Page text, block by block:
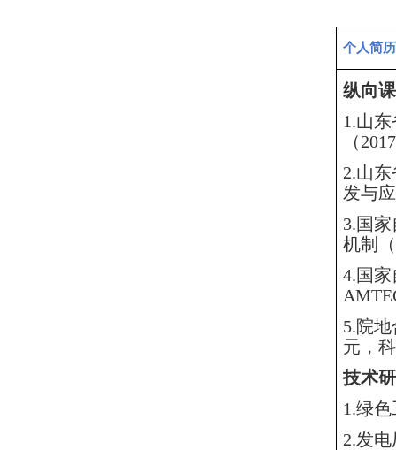
个人简历
纵向
1.山
（
2.山
发与
3.国
机制
4.国
5.院
元，
技术
1.绿色
2.发